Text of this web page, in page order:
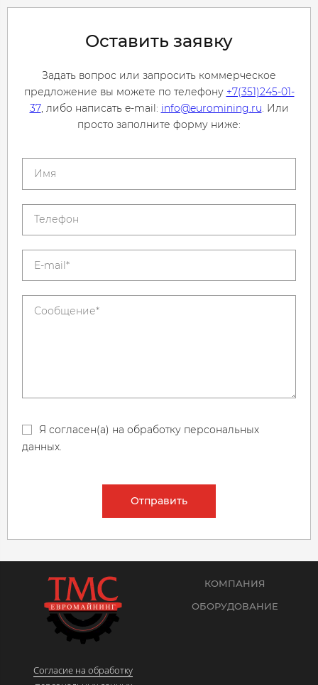
Оставить заявку
Задать вопрос или запросить коммерческое
предложение вы можете по телефону +7(351)245-01-
37, либо написать e-mail: info@euromining.ru. Или
просто заполните форму ниже:
Я согласен(а) на обработку персональных
данных.
Отправить
Согласие на обработку
КОМПАНИЯ
ОБОРУДОВАНИЕ